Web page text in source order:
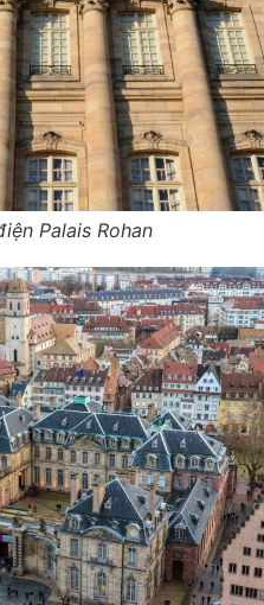
Palais Rohan